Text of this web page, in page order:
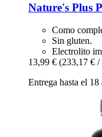
Nature's Plus
Como
Sin gluten.
Electrolito
13,99 € (233,17 € /
Entrega hasta el 18